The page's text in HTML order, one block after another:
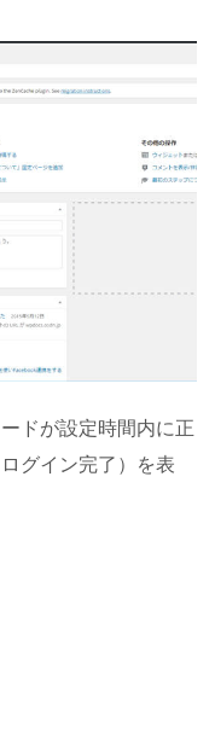
ドが設定時間内に正
グイン完了）を表